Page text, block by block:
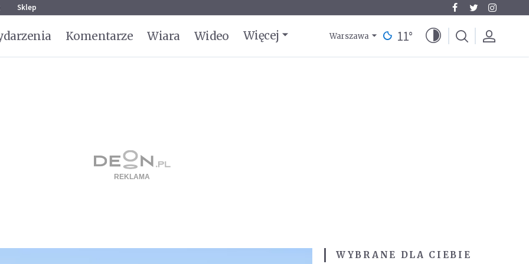
Sklep
Komentarze Wiara Wideo Więcej Warszawa 11°
WYBRANE DLA CIEBIE